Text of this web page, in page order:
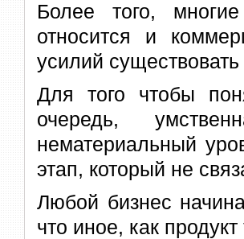
Более того,
относится и
усилий
Для того чтобы
очередь,
нематериальный
этап, который не
Любой бизнес
что иное, как продукт